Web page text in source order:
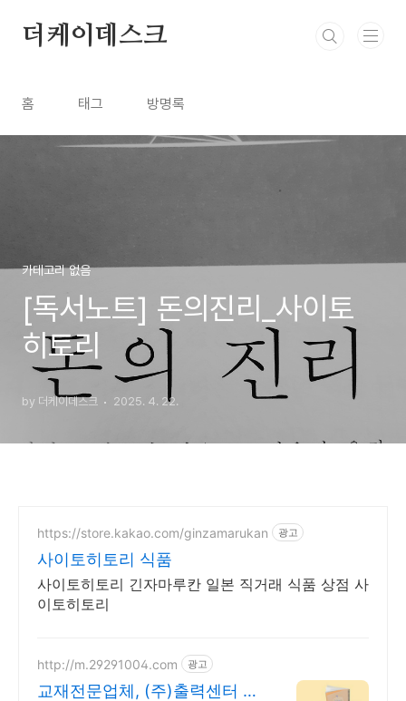
더케이데스크
홈 태그 방명록
카테고리 없음
[독서노트] 돈의진리_사이토
히토리
by 더케이데스크 2025. 4. 22.
https://store.kakao.com/ginzamarukan 광고
사이토히토리 식품
사이토히토리 긴자마루칸 일본 직거래 식품 상점 사
이토히토리
http://m.29291004.com 광고
교재전문업체, (주)출력센터 전